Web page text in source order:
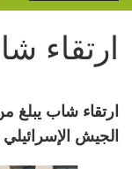
ارتقاء
الجيش